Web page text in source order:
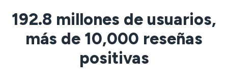
192.8 millones de usuarios,
más de 10,000 reseñas
positivas